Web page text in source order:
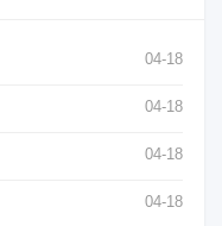
04-18
04-18
04-18
04-18